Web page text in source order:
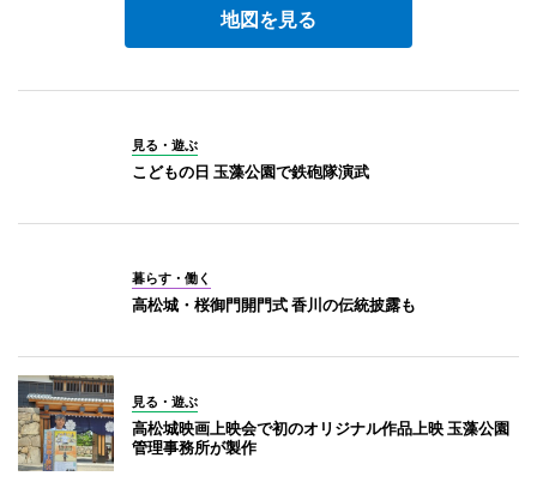
地図を見る
見る・遊ぶ
こどもの日 玉藻公園で鉄砲隊演武
暮らす・働く
高松城・桜御門開門式 香川の伝統披露も
見る・遊ぶ
高松城映画上映会で初のオリジナル作品上映 玉藻公園
管理事務所が製作